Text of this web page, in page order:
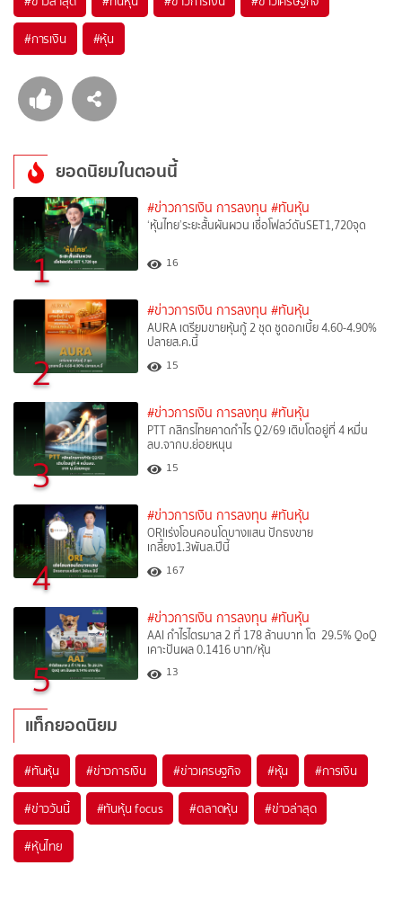
#การเงิน #หุ้น
ยอดนิยมในตอนนี้
1
#ข่าวการเงิน การลงทุน #ทันหุ้น
‘หุ้นไทย’ระยะสั้นผันผวน เชื่อโฟลว์ดันSET1,720จุด
16
2
#ข่าวการเงิน การลงทุน #ทันหุ้น
AURA เตรียมขายหุ้นกู้ 2 ชุด ชูดอกเบี้ย 4.60-4.90%
ปลายส.ค.นี้
15
3
#ข่าวการเงิน การลงทุน #ทันหุ้น
PTT กสิกรไทยคาดกำไร Q2/69 เติบโตอยู่ที่ 4 หมื่น
ลบ.จากบ.ย่อยหนุน
15
4
#ข่าวการเงิน การลงทุน #ทันหุ้น
ORIเร่งโอนคอนโดบางแสน ปักธงขาย
เกลี้ยง1.3พันล.ปีนี้
167
5
#ข่าวการเงิน การลงทุน #ทันหุ้น
AAI กำไรไตรมาส 2 ที่ 178 ล้านบาท โต 29.5% QoQ
เคาะปันผล 0.1416 บาท/หุ้น
13
แท็กยอดนิยม
#ทันหุ้น #ข่าวการเงิน #ข่าวเศรษฐกิจ #หุ้น #การเงิน
#ข่าววันนี้ #ทันหุ้น focus #ตลาดหุ้น #ข่าวล่าสุด
#หุ้นไทย